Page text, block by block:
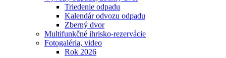
Triedenie odpadu
Kalendár odvozu odpadu
Zberný dvor
Multifunkčné ihrisko-rezervácie
Fotogaléria, video
Rok 2026